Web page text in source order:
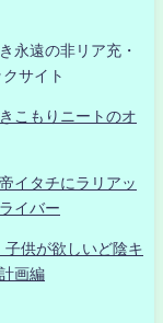
永遠の非リア充・
サイト
こもりニートのオ
イタチにラリアッ
イバー
子供が欲しいど陰キ
画編